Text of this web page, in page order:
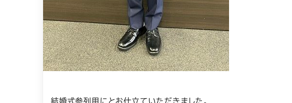
結婚式参列用にとお仕立ていただきました。